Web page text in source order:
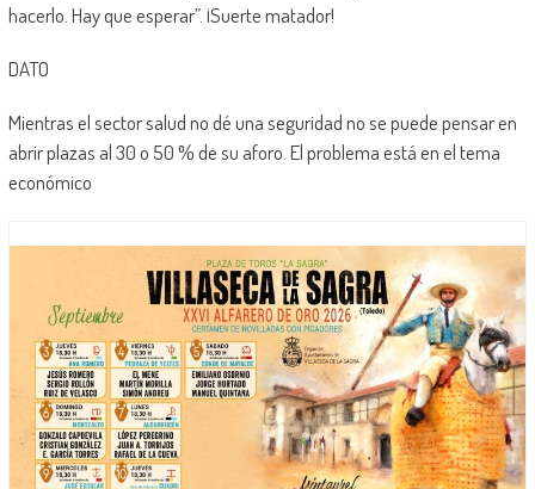
hacerlo. Hay que esperar”. ¡Suerte matador!
DATO
Mientras el sector salud no dé una seguridad no se puede pensar en
abrir plazas al 30 o 50 % de su aforo. El problema está en el tema
económico